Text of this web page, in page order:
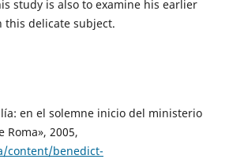
study is also to examine his earlier
delicate subject.
en el solemne inicio del ministerio
2005,
content/benedict-